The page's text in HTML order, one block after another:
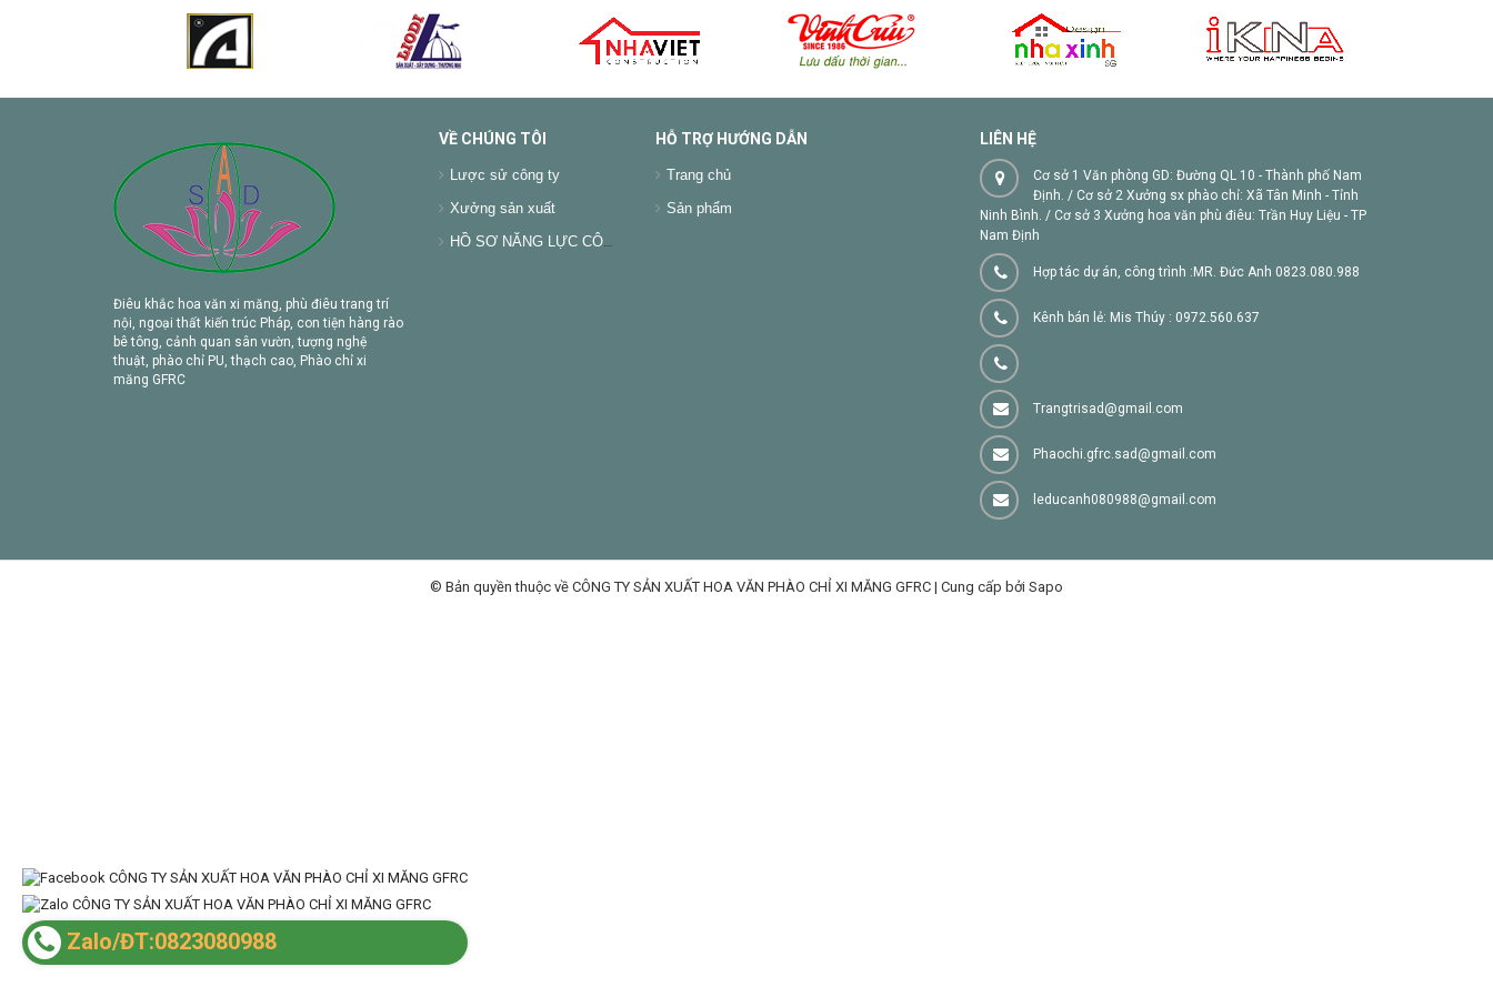
Zalo/ĐT:0823080988
Điêu khắc hoa văn xi măng, phù điêu trang trí
nội, ngoại thất kiến trúc Pháp, con tiện hàng rào
bê tông, cảnh quan sân vườn, tượng nghệ
thuật, phào chỉ PU, thạch cao, Phào chỉ xi
măng GFRC
VỀ CHÚNG TÔI
Lược sử công ty
Xưởng sản xuất
HỒ SƠ NĂNG LỰC CÔNG TY
HỖ TRỢ HƯỚNG DẪN
Trang chủ
Sản phẩm
LIÊN HỆ
Cơ sở 1 Văn phòng GD: Đường QL 10 - Thành phố Nam
Định. / Cơ sở 2 Xưởng sx phào chỉ: Xã Tân Minh - Tỉnh
Ninh Bình. / Cơ sở 3 Xưởng hoa văn phù điêu: Trần Huy Liệu - TP
Nam Định
Hợp tác dự án, công trình :MR. Đức Anh 0823.080.988
Kênh bán lẻ: Mis Thúy : 0972.560.637
Trangtrisad@gmail.com
Phaochi.gfrc.sad@gmail.com
leducanh080988@gmail.com
© Bản quyền thuộc về CÔNG TY SẢN XUẤT HOA VĂN PHÀO CHỈ XI MĂNG GFRC | Cung cấp bởi Sapo